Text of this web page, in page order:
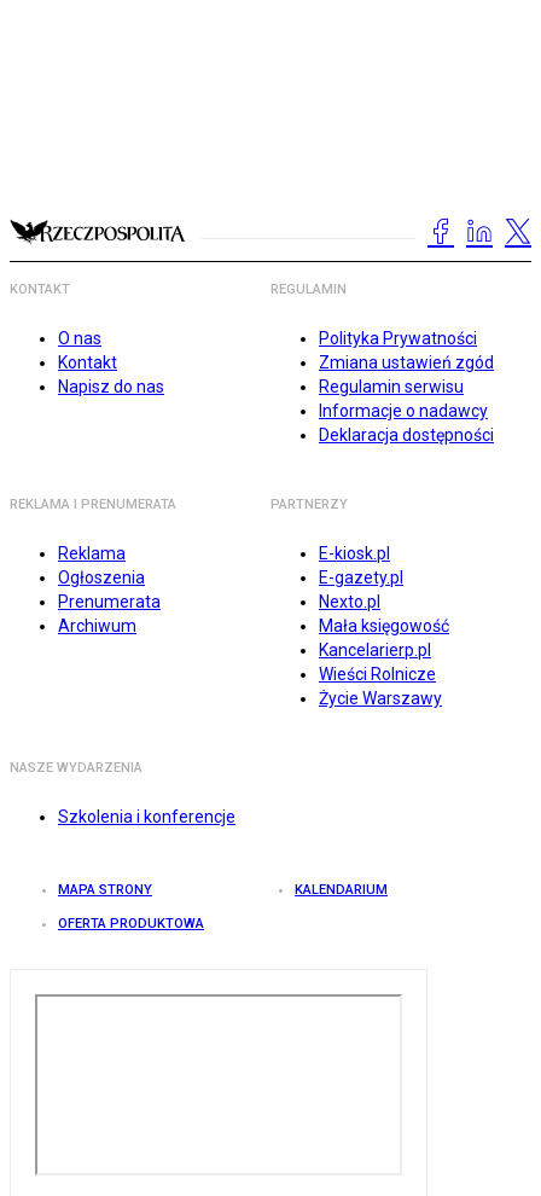
KONTAKT
O nas
Kontakt
Napisz do nas
REGULAMIN
Polityka Prywatności
Zmiana ustawień zgód
Regulamin serwisu
Informacje o nadawcy
Deklaracja dostępności
REKLAMA I PRENUMERATA
Reklama
Ogłoszenia
Prenumerata
Archiwum
PARTNERZY
E-kiosk.pl
E-gazety.pl
Nexto.pl
Mała księgowość
Kancelarierp.pl
Wieści Rolnicze
Życie Warszawy
NASZE WYDARZENIA
Szkolenia i konferencje
MAPA STRONY KALENDARIUM
OFERTA PRODUKTOWA